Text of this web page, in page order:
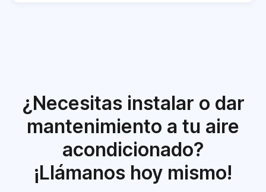
¿Necesitas instalar o dar
mantenimiento a tu aire
acondicionado?
¡Llámanos hoy mismo!